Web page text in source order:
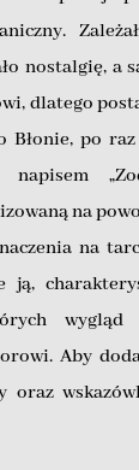
nostalgię, a
dlatego
Błonie, po
na
na
ją,
wygląd
Aby
oraz